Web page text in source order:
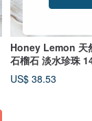
Honey Lemon 天
石榴石 淡水珍珠
耳环
US$ 38.53